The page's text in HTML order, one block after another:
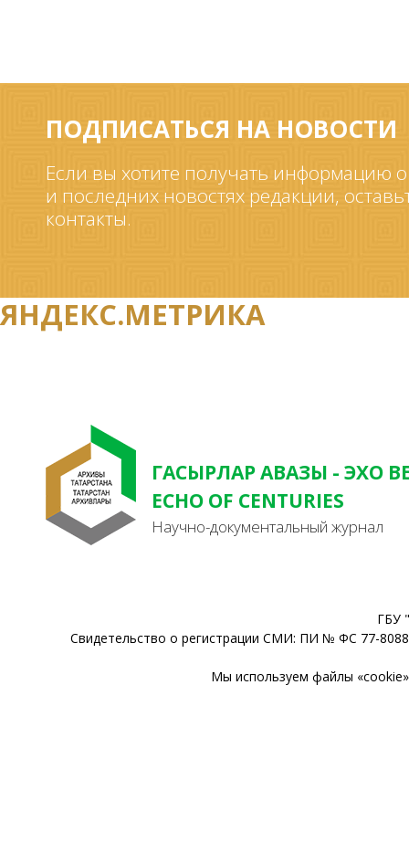
ПОДПИСАТЬСЯ НА НОВОСТИ
Если вы хотите получать информацию
и последних новостях редакции,
контакты.
ЯНДЕКС.МЕТРИКА
ГАСЫРЛАР АВАЗЫ - ЭХО
ECHO OF CENTURIES
Научно-документальный журнал
ГБУ
Свидетельство о регистрации СМИ: ПИ № ФС 77-
Мы используем файлы «cookie»